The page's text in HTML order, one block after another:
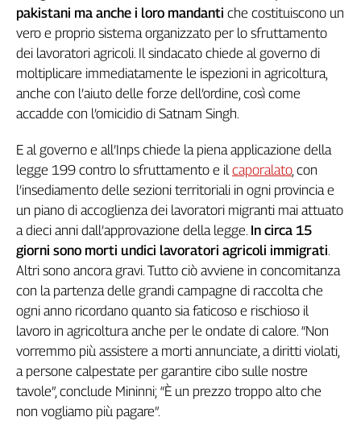
pakistani ma anche i loro mandanti che costituiscono un
vero e proprio sistema organizzato per lo sfruttamento
dei lavoratori agricoli. Il sindacato chiede al governo di
moltiplicare immediatamente le ispezioni in agricoltura,
anche con l’aiuto delle forze dell’ordine, così come
accadde con l’omicidio di Satnam Singh.
E al governo e all’Inps chiede la piena applicazione della
legge 199 contro lo sfruttamento e ilcaporalato, con
l’insediamento delle sezioni territoriali in ogni provincia e
un piano di accoglienza dei lavoratori migranti mai attuato
a dieci anni dall’approvazione della legge. In circa 15
giorni sono morti undici lavoratori agricoli immigrati.
Altri sono ancora gravi. Tutto ciò avviene in concomitanza
con la partenza delle grandi campagne di raccolta che
ogni anno ricordano quanto sia faticoso e rischioso il
lavoro in agricoltura anche per le ondate di calore. “Non
vorremmo più assistere a morti annunciate, a diritti violati,
a persone calpestate per garantire cibo sulle nostre
tavole”, conclude Mininni; “È un prezzo troppo alto che
non vogliamo più pagare”.